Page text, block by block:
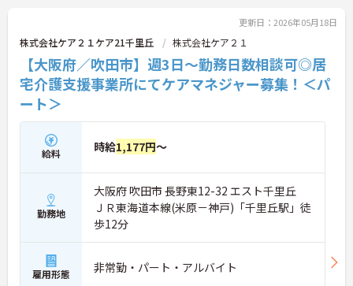
更新日：2026年05月18日
株式会社ケア２１ケア21千里丘 株式会社ケア２１
【大阪府／吹田市】週3日～勤務日数相談可◎居
宅介護支援事業所にてケアマネジャー募集！＜パ
ート＞
給料 時給1,177円～
勤務地
大阪府 吹田市 長野東12-32 エスト千里丘
ＪＲ東海道本線(米原－神戸)「千里丘駅」徒
歩12分
雇用形態 非常勤・パート・アルバイト